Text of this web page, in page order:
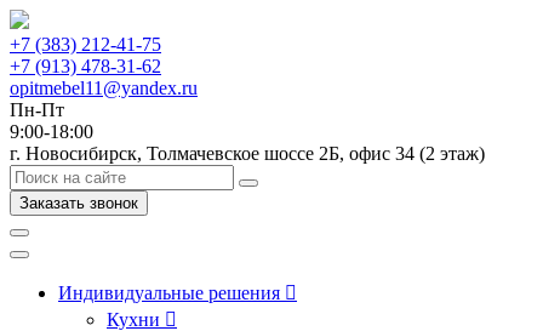
+7 (383) 212-41-75
+7 (913) 478-31-62
opitmebel11@yandex.ru
Пн-Пт
9:00-18:00
г. Новосибирск, Толмачевское шоссе 2Б, офис 34 (2 этаж)
Заказать звонок
Индивидуальные решения
Кухни